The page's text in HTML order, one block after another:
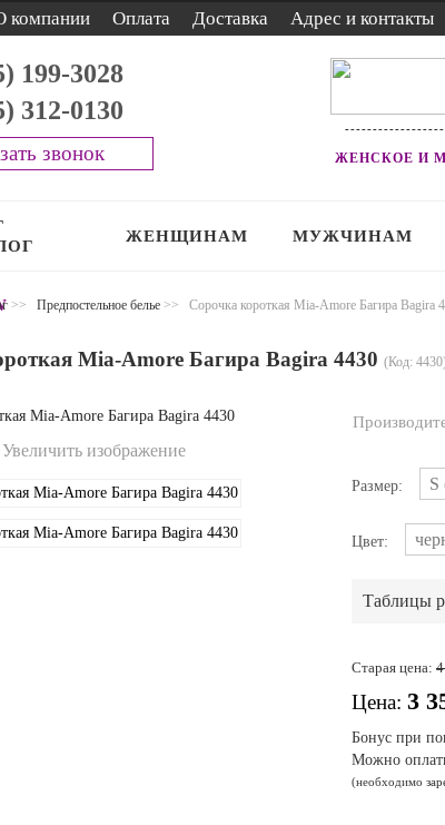
компании Оплата Доставка Адрес и контакты
199-3028
312-0130
звонок ЖЕНСКОЕ И
ЖЕНЩИНАМ МУЖЧИНАМ
>> Предпостельное белье >> Сорочка короткая Mia-Amore Багира Bagira
Mia-Amore Багира Bagira 4430 (Код: 4430
Увеличить изображение
Размер:
Цвет:
Таблицы
Старая цена:
Цена: 3
Бонус при
Можно
(необходимо